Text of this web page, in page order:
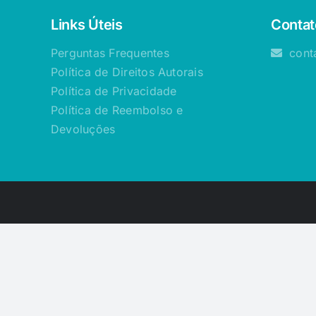
Links Úteis
Perguntas Frequentes
Política de Direitos Autorais
Política de Privacidade
Política de Reembolso e
Devoluções